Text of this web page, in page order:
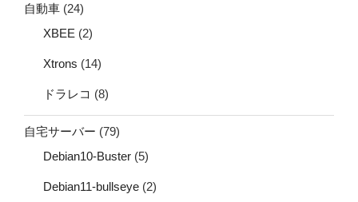
自動車 (24)
XBEE (2)
Xtrons (14)
ドラレコ (8)
自宅サーバー (79)
Debian10-Buster (5)
Debian11-bullseye (2)